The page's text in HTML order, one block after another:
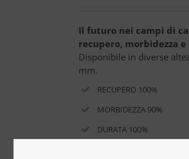
Il futuro nei campi di
recupero, morbidezza
Disponibile in diverse
mm.
RECUPERO 100%
MORBIDEZZA 90%
DURATA 100%